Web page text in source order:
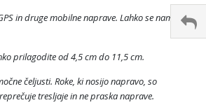
in druge mobilne naprave. Lahko se namesti
prilagodite od 4,5 cm do 11,5 cm.
čeljusti. Roke, ki nosijo napravo, so
tresljaje in ne praska naprave.